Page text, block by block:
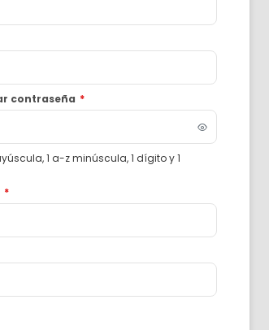
contraseña *
1 a-z minúscula, 1 dígito y 1
*